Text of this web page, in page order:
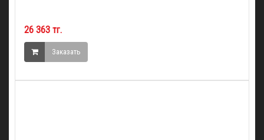
26 363 тг.
Заказать